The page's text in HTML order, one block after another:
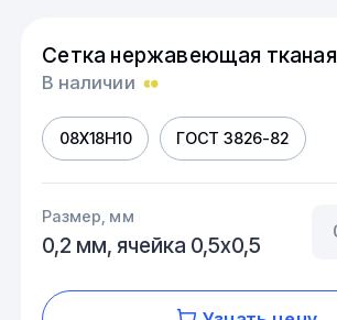
Сетка нержавеющая тканая
В наличии
08Х18Н10 ГОСТ 3826-82
Размер, мм
0,2 мм, ячейка 0,5х0,5